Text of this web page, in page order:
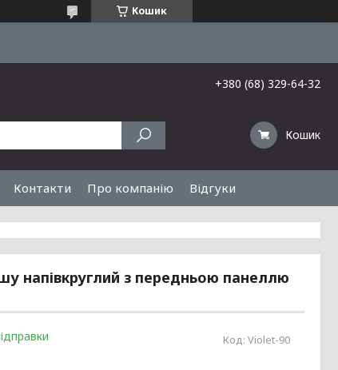
Кошик
+380 (68) 329-64-32
Кошик
Контакти Про компанію Відгуки
напівкруглий з передньою панеллю
Код: Violet-90